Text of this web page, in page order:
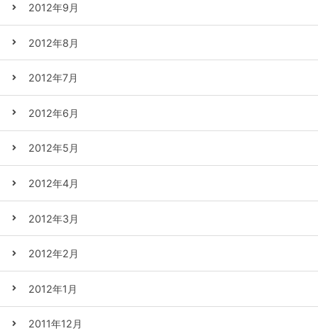
2012年9月
2012年8月
2012年7月
2012年6月
2012年5月
2012年4月
2012年3月
2012年2月
2012年1月
2011年12月